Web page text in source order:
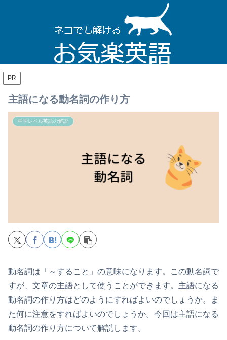
PR
主語になる動名詞の作り方
中学レベル英語の解説
動名詞は「～すること」の意味になります。この動名詞で
すが、文章の主語として使うことができます。主語になる
動名詞の作り方はどのようにすればよいのでしょうか。ま
た何に注意をすればよいのでしょうか。今回は主語になる
動名詞の作り方について解説します。